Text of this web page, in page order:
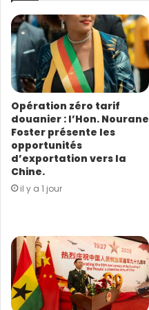
r
e
a
d
r
e
s
s
e
E
m
a
l
Opération zéro tarif
douanier : l’Hon. Nourane
Foster présente les
opportunités
d’exportation vers la
Chine.
il y a 1 jour